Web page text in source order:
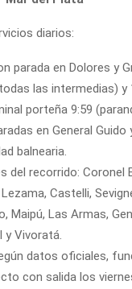
diarios:
parada en Dolores y
las intermedias) y
porteña 9:59
en General Guido
balnearia.
del recorrido: Coronel
Castelli,
Maipú, Las Armas,
y Vivoratá.
datos oficiales,
con salida los